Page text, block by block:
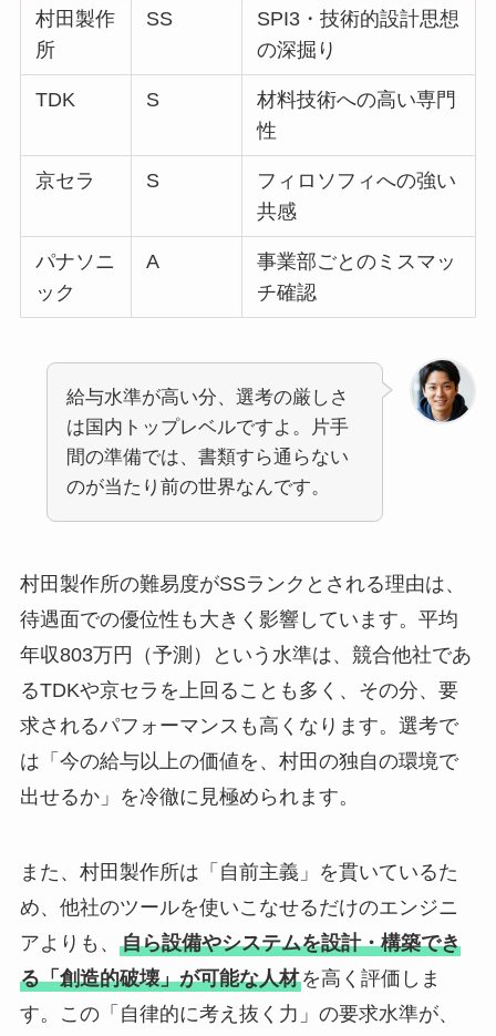
村田製作
所
SS
SPI3・技術的設計思想
の深掘り
TDK S
材料技術への高い専門
性
京セラ S
フィロソフィへの強い
共感
パナソニ
ック
A
事業部ごとのミスマッ
チ確認
給与水準が高い分、選考の厳しさ
は国内トップレベルですよ。片手
間の準備では、書類すら通らない
のが当たり前の世界なんです。
村田製作所の難易度がSSランクとされる理由は、
待遇面での優位性も大きく影響しています。平均
年収803万円（予測）という水準は、競合他社であ
るTDKや京セラを上回ることも多く、その分、要
求されるパフォーマンスも高くなります。選考で
は「今の給与以上の価値を、村田の独自の環境で
出せるか」を冷徹に見極められます。
また、村田製作所は「自前主義」を貫いているた
め、他社のツールを使いこなせるだけのエンジニ
アよりも、 自ら設備やシステムを設計・構築でき
る「創造的破壊」が可能な人材を高く評価しま
す。この「自律的に考え抜く力」の要求水準が、